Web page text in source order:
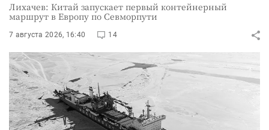
Лихачев: Китай запускает первый контейнерный
маршрут в Европу по Севморпути
7 августа 2026, 16:40 14